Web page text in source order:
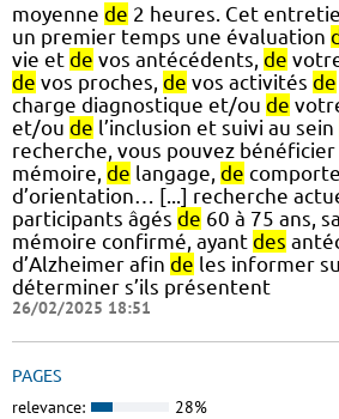
moyenne de 2 heures. Cet
un premier temps une évaluation
vie et de vos antécédents, de
de vos proches, de vos activités de
charge diagnostique et/ou de
et/ou de l’inclusion et suivi au sein
recherche, vous pouvez bénéficier
mémoire, de langage, de
d’orientation… [...] recherche
participants âgés de 60 à 75 ans,
mémoire confirmé, ayant des
d’Alzheimer afin de les informer
déterminer s’ils présentent
26/02/2025 18:51
PAGES
relevance: 28%